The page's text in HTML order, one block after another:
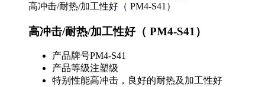
高冲击/耐热/加工性好（ PM4-S41）
高冲击/耐热/加工性好（ PM4-S41）
产品牌号PM4-S41
产品等级注塑级
特别性能高冲击，良好的耐热及加工性好